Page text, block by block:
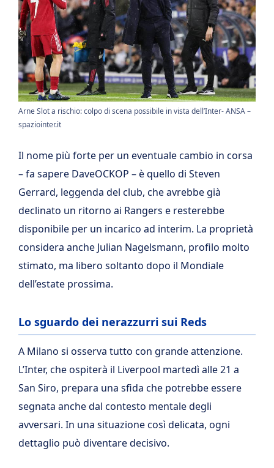
Arne Slot a rischio: colpo di scena possibile in vista dell’Inter- ANSA –
spaziointer.it
Il nome più forte per un eventuale cambio in corsa
– fa sapere DaveOCKOP – è quello di Steven
Gerrard, leggenda del club, che avrebbe già
declinato un ritorno ai Rangers e resterebbe
disponibile per un incarico ad interim. La proprietà
considera anche Julian Nagelsmann, profilo molto
stimato, ma libero soltanto dopo il Mondiale
dell’estate prossima.
Lo sguardo dei nerazzurri sui Reds
A Milano si osserva tutto con grande attenzione.
L’Inter, che ospiterà il Liverpool martedì alle 21 a
San Siro, prepara una sfida che potrebbe essere
segnata anche dal contesto mentale degli
avversari. In una situazione così delicata, ogni
dettaglio può diventare decisivo.